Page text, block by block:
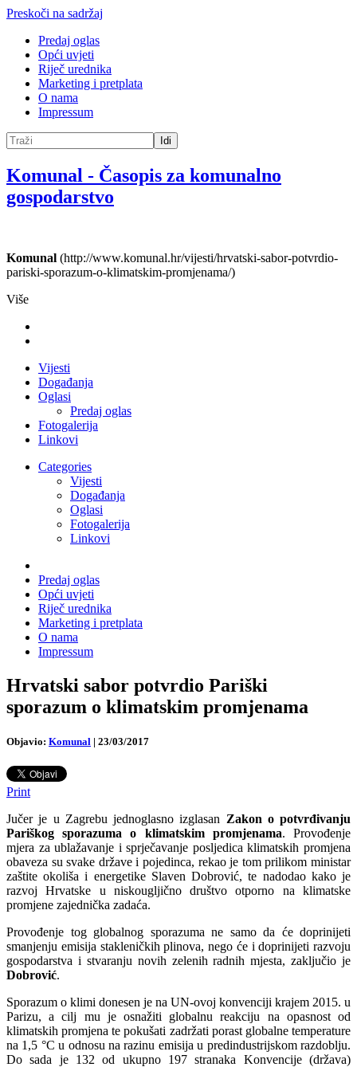
Preskoči na sadržaj
Predaj oglas
Opći uvjeti
Riječ urednika
Marketing i pretplata
O nama
Impressum
Idi
Komunal - Časopis za komunalno
gospodarstvo
Komunal (http://www.komunal.hr/vijesti/hrvatski-sabor-potvrdio-
pariski-sporazum-o-klimatskim-promjenama/)
Više
Vijesti
Događanja
Oglasi
Predaj oglas
Fotogalerija
Linkovi
Categories
Vijesti
Događanja
Oglasi
Fotogalerija
Linkovi
Predaj oglas
Opći uvjeti
Riječ urednika
Marketing i pretplata
O nama
Impressum
Hrvatski sabor potvrdio Pariški
sporazum o klimatskim promjenama
Objavio: Komunal | 23/03/2017
Print
Jučer je u Zagrebu jednoglasno izglasan Zakon o potvrđivanju
Pariškog sporazuma o klimatskim promjenama. Provođenje
mjera za ublažavanje i sprječavanje posljedica klimatskih promjena
obaveza su svake države i pojedinca, rekao je tom prilikom ministar
zaštite okoliša i energetike Slaven Dobrović, te nadodao kako je
razvoj Hrvatske u niskougljično društvo otporno na klimatske
promjene zajednička zadaća.
Provođenje tog globalnog sporazuma ne samo da će doprinijeti
smanjenju emisija stakleničkih plinova, nego će i doprinijeti razvoju
gospodarstva i stvaranju novih zelenih radnih mjesta, zaključio je
Dobrović.
Sporazum o klimi donesen je na UN-ovoj konvenciji krajem 2015. u
Parizu, a cilj mu je osnažiti globalnu reakciju na opasnost od
klimatskih promjena te pokušati zadržati porast globalne temperature
na 1,5 °C u odnosu na razinu emisija u predindustrijskom razdoblju.
Do sada je 132 od ukupno 197 stranaka Konvencije (država)